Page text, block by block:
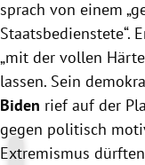
sprach von einem
Staatsbedienstete“.
„mit der vollen
lassen. Sein
Biden rief auf der
gegen politisch
Extremismus